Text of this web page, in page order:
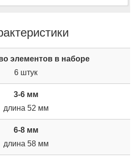
элементов в наборе
6 штук
3-6 мм
длина 52 мм
6-8 мм
длина 58 мм